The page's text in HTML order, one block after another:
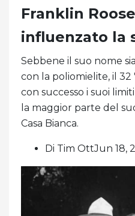
Franklin
influenzato la
Sebbene il suo nome
con la poliomielite, il 32
con successo i suoi
la maggior parte del
Casa Bianca.
Di Tim OttJun 18,